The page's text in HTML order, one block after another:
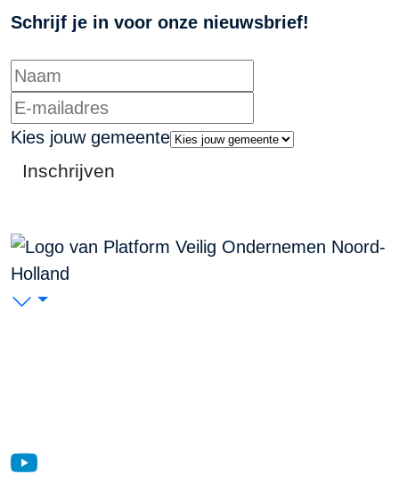
Schrijf je in voor onze nieuwsbrief!
Kies jouw gemeente
Inschrijven